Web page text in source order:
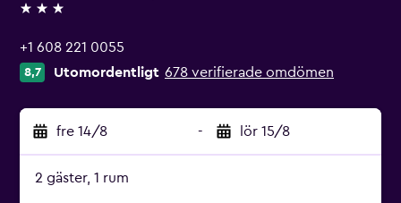
3 stjärnor
+1 608 221 0055
8,7 Utomordentligt 678 verifierade omdömen
fre 14/8 - lör 15/8
2 gäster, 1 rum